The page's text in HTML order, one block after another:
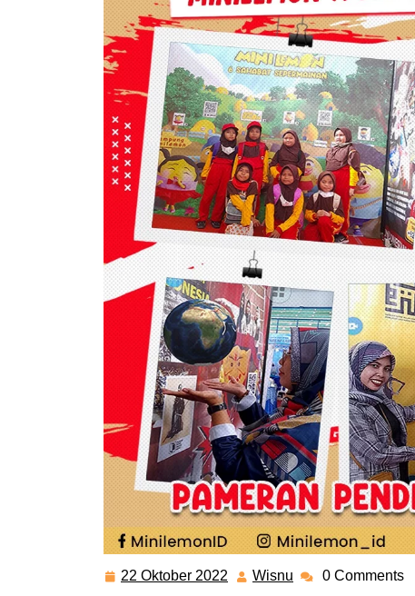
22 Oktober 2022 Wisnu 0 Comments